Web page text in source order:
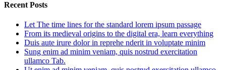
Recent Posts
Let The time lines for the standard lorem ipsum passage
From its medieval origins to the digital era, learn everything
Duis aute irure dolor in reprehe nderit in voluptate minim
Sung enim ad minim veniam, quis nostrud exercitation
ullamco Tab.